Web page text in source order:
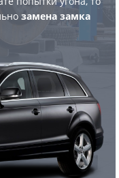
замена замка